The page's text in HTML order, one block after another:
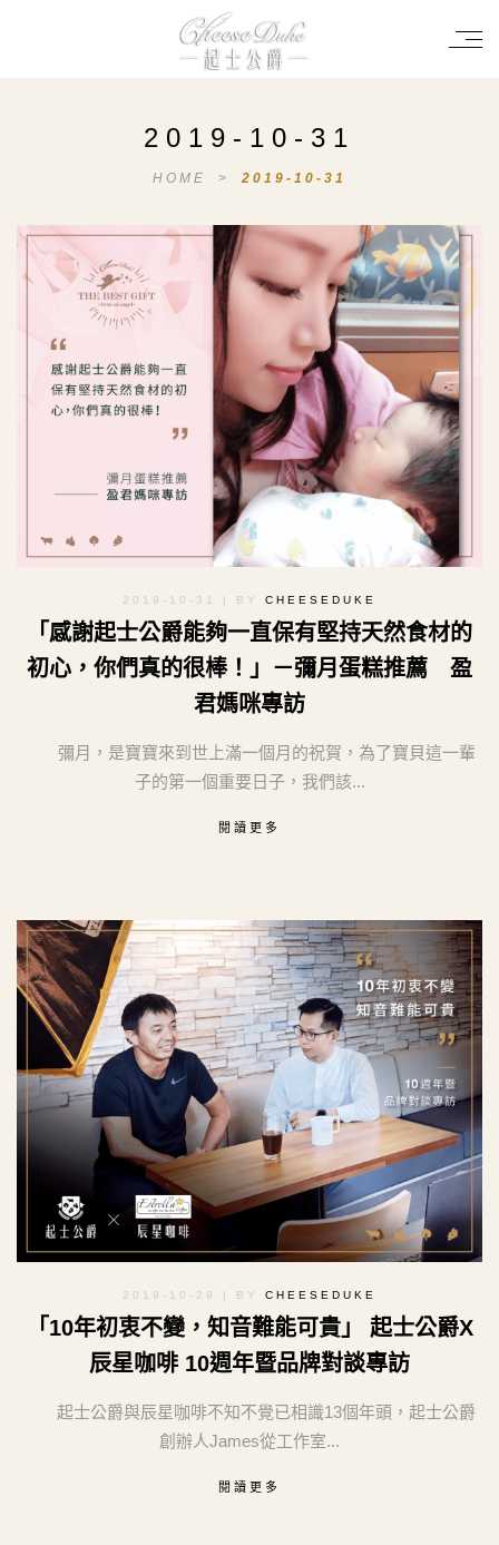
2019-10-31
HOME > 2019-10-31
2019-10-31 | BY CHEESEDUKE
「感謝起士公爵能夠一直保有堅持天然食材的
初心，你們真的很棒！」－彌月蛋糕推薦 盈
君媽咪專訪
彌月，是寶寶來到世上滿一個月的祝賀，為了寶貝這一輩
子的第一個重要日子，我們該...
閱讀更多
2019-10-29 | BY CHEESEDUKE
「10年初衷不變，知音難能可貴」 起士公爵X
辰星咖啡 10週年暨品牌對談專訪
起士公爵與辰星咖啡不知不覺已相識13個年頭，起士公爵
創辦人James從工作室...
閱讀更多